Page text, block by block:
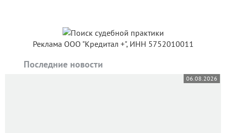
Реклама ООО "Кредитал +", ИНН 5752010011
Последние новости
06.08.2026